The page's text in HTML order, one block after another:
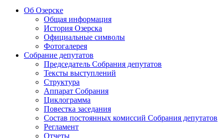
Об Озерске
Общая информация
История Озерска
Официальные символы
Фотогалерея
Собрание депутатов
Председатель Собрания депутатов
Тексты выступлений
Структура
Аппарат Собрания
Циклограмма
Повестка заседания
Состав постоянных комиссий Собрания депутатов
Регламент
Отчеты